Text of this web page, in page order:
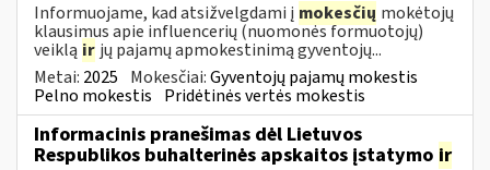
Informuojame, kad atsižvelgdami į mokesčių mokėtojų
klausimus apie influencerių (nuomonės formuotojų)
veiklą ir jų pajamų apmokestinimą gyventojų...
Metai: 2025 Mokesčiai:Gyventojų pajamų mokestis
Pelno mokestis Pridėtinės vertės mokestis
Informacinis pranešimas dėl Lietuvos
Respublikos buhalterinės apskaitos įstatymo ir